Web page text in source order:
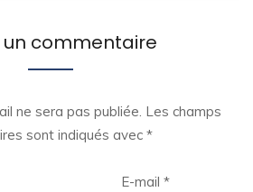
un commentaire
ne sera pas publiée. Les champs
sont indiqués avec *
E-mail *